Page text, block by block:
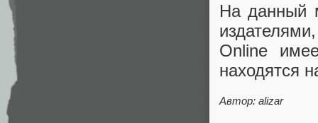
На данный
Online
находятся
Автор: alizar